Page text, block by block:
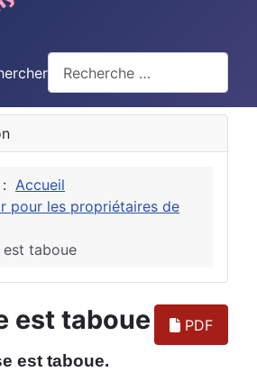
Accueil
pour les propriétaires de
est taboue
PDF
est taboue
est taboue.